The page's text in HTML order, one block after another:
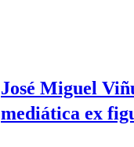
José Miguel
mediática ex